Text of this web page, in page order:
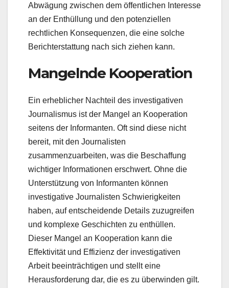
Abwägung zwischen dem öffentlichen Interesse
an der Enthüllung und den potenziellen
rechtlichen Konsequenzen, die eine solche
Berichterstattung nach sich ziehen kann.
Mangelnde Kooperation
Ein erheblicher Nachteil des investigativen
Journalismus ist der Mangel an Kooperation
seitens der Informanten. Oft sind diese nicht
bereit, mit den Journalisten
zusammenzuarbeiten, was die Beschaffung
wichtiger Informationen erschwert. Ohne die
Unterstützung von Informanten können
investigative Journalisten Schwierigkeiten
haben, auf entscheidende Details zuzugreifen
und komplexe Geschichten zu enthüllen.
Dieser Mangel an Kooperation kann die
Effektivität und Effizienz der investigativen
Arbeit beeinträchtigen und stellt eine
Herausforderung dar, die es zu überwinden gilt.